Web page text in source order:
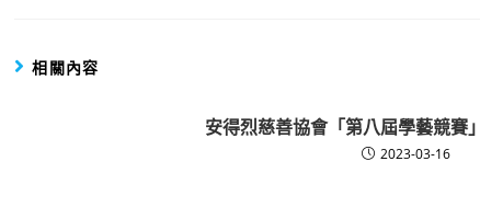
相關內容
安得烈慈善協會「第八屆學藝競賽
2023-03-16